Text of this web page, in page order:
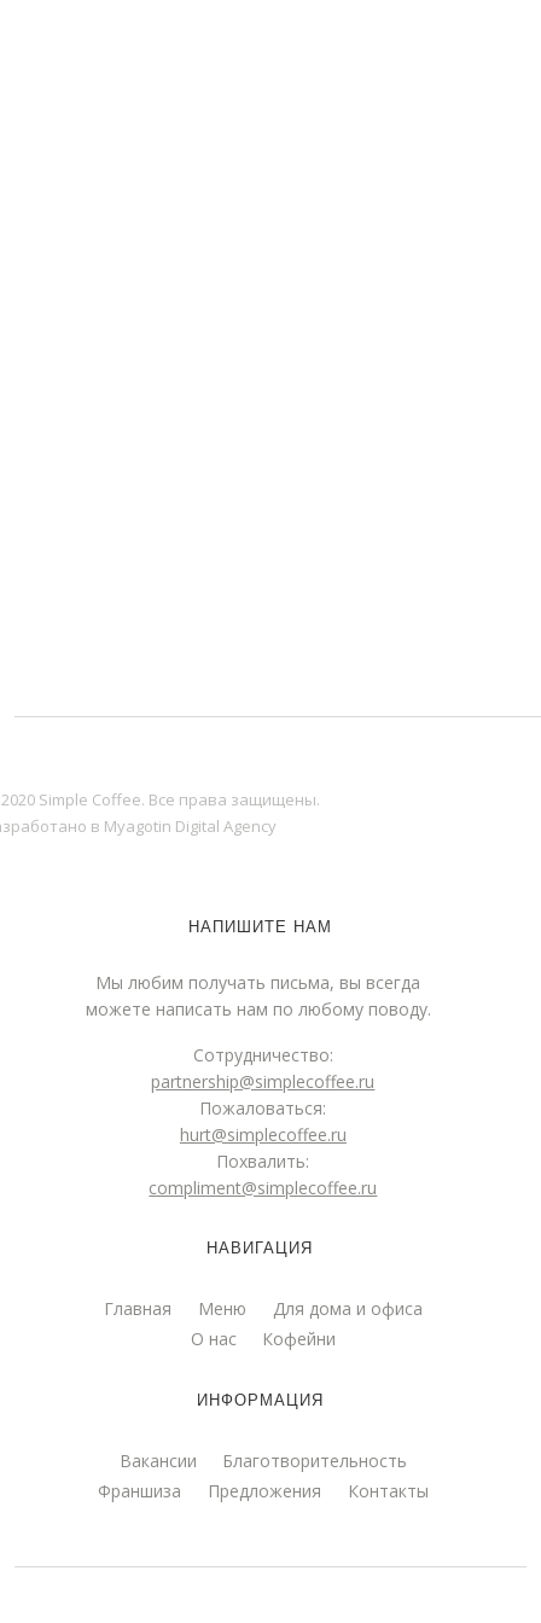
Simple Coffee. Все права защищены.
в Myagotin Digital Agency
НАПИШИТЕ НАМ
Мы любим получать письма, вы всегда
можете написать нам по любому поводу.
Сотрудничество:
partnership@simplecoffee.ru
Пожаловаться:
hurt@simplecoffee.ru
Похвалить:
compliment@simplecoffee.ru
НАВИГАЦИЯ
Главная Меню
Для дома и офиса
О нас
Кофейни
ИНФОРМАЦИЯ
Вакансии
Благотворительность
Франшиза
Предложения Контакты